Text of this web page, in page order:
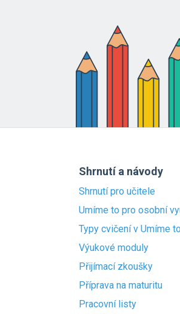
Shrnutí a návody
Shrnutí pro učitele
Umíme to pro osobní
Typy cvičení v Umíme to
Výukové moduly
Přijímací zkoušky
Příprava na maturitu
Pracovní listy